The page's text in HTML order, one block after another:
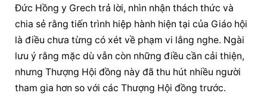
Đức Hồng y Grech trả lời, nhìn nhận thách thức và
chia sẻ rằng tiến trình hiệp hành hiện tại của Giáo hội
là điều chưa từng có xét về phạm vi lắng nghe. Ngài
lưu ý rằng mặc dù vẫn còn những điều cần cải thiện,
nhưng Thượng Hội đồng này đã thu hút nhiều người
tham gia hơn so với các Thượng Hội đồng trước.